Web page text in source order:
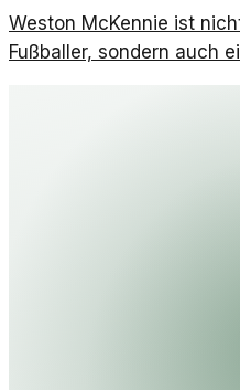
Weston McKennie ist
Fußballer, sondern auch